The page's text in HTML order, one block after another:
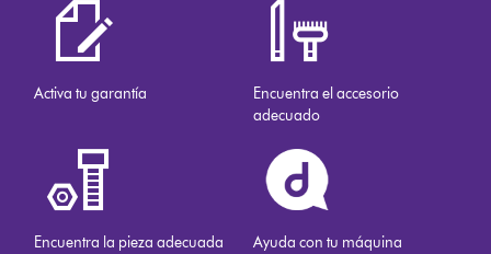
Activa tu garantía
Encuentra el accesorio
adecuado
Encuentra la pieza adecuada Ayuda con tu máquina